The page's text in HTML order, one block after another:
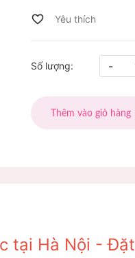
Số lượng: -
Thêm vào giỏ hàng
tại Hà Nội - Đặt